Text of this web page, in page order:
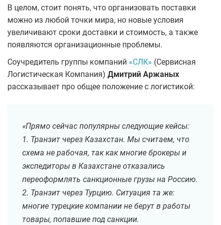
В целом, стоит понять, что организовать поставки
можно из любой точки мира, но новые условия
увеличивают сроки доставки и стоимость, а также
появляются организационные проблемы.
Соучредитель группы компаний «СЛК» (Сервисная
Логистическая Компания) Дмитрий Аржаных
рассказывает про общее положение с логистикой:
«Прямо сейчас популярны следующие кейсы:
1. Транзит через Казахстан. Мы считаем, что
схема не рабочая, так как многие брокеры и
экспедиторы в Казахстане отказались
переоформлять санкционные грузы на Россию.
2. Транзит через Турцию. Ситуация та же:
многие турецкие компании не берут в работы
товары, попавшие под санкции.